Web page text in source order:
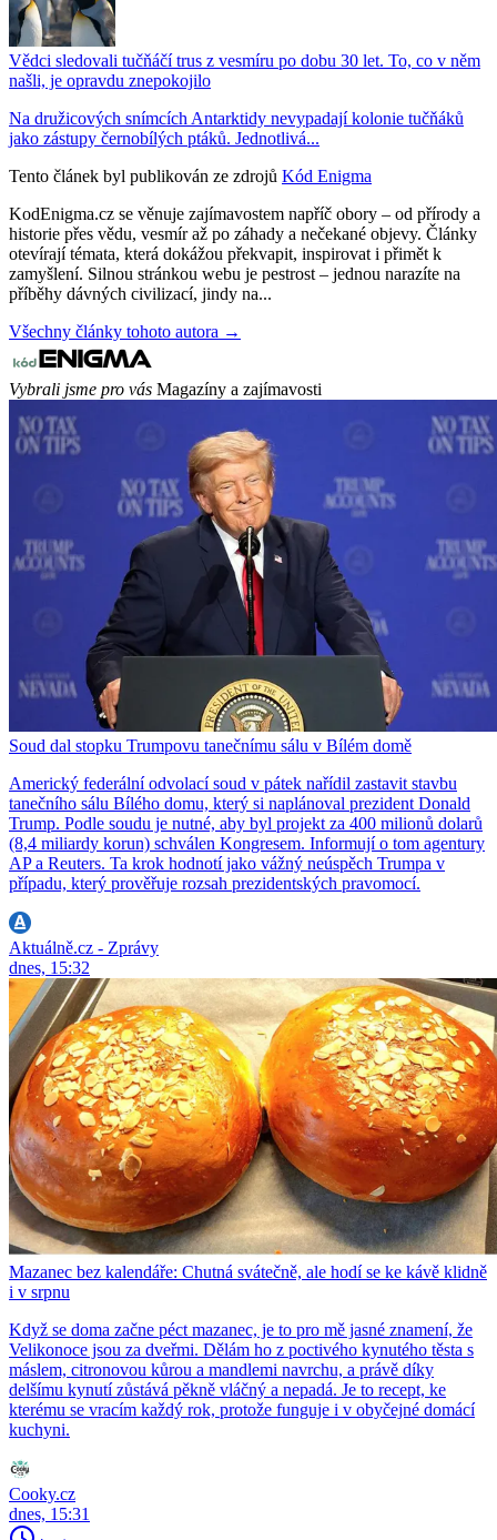
Vědci sledovali tučňáčí trus z vesmíru po dobu 30 let. To, co v něm
našli, je opravdu znepokojilo
Na družicových snímcích Antarktidy nevypadají kolonie tučňáků
jako zástupy černobílých ptáků. Jednotlivá...
Tento článek byl publikován ze zdrojů Kód Enigma
KodEnigma.cz se věnuje zajímavostem napříč obory – od přírody a
historie přes vědu, vesmír až po záhady a nečekané objevy. Články
otevírají témata, která dokážou překvapit, inspirovat i přimět k
zamyšlení. Silnou stránkou webu je pestrost – jednou narazíte na
příběhy dávných civilizací, jindy na...
Všechny články tohoto autora →
Vybrali jsme pro vás Magazíny a zajímavosti
Soud dal stopku Trumpovu tanečnímu sálu v Bílém domě
Americký federální odvolací soud v pátek nařídil zastavit stavbu
tanečního sálu Bílého domu, který si naplánoval prezident Donald
Trump. Podle soudu je nutné, aby byl projekt za 400 milionů dolarů
(8,4 miliardy korun) schválen Kongresem. Informují o tom agentury
AP a Reuters. Ta krok hodnotí jako vážný neúspěch Trumpa v
případu, který prověřuje rozsah prezidentských pravomocí.
Aktuálně.cz - Zprávy
dnes, 15:32
Mazanec bez kalendáře: Chutná svátečně, ale hodí se ke kávě klidně
i v srpnu
Když se doma začne péct mazanec, je to pro mě jasné znamení, že
Velikonoce jsou za dveřmi. Dělám ho z poctivého kynutého těsta s
máslem, citronovou kůrou a mandlemi navrchu, a právě díky
delšímu kynutí zůstává pěkně vláčný a nepadá. Je to recept, ke
kterému se vracím každý rok, protože funguje i v obyčejné domácí
kuchyni.
Cooky.cz
dnes, 15:31